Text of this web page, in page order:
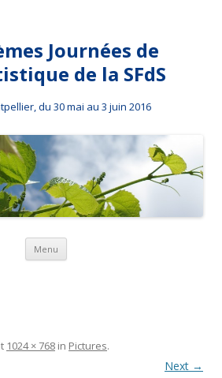
Journées de
de la SFdS
du 30 mai au 3 juin 2016
Menu Skip to content
1024 × 768 in Pictures.
Next →